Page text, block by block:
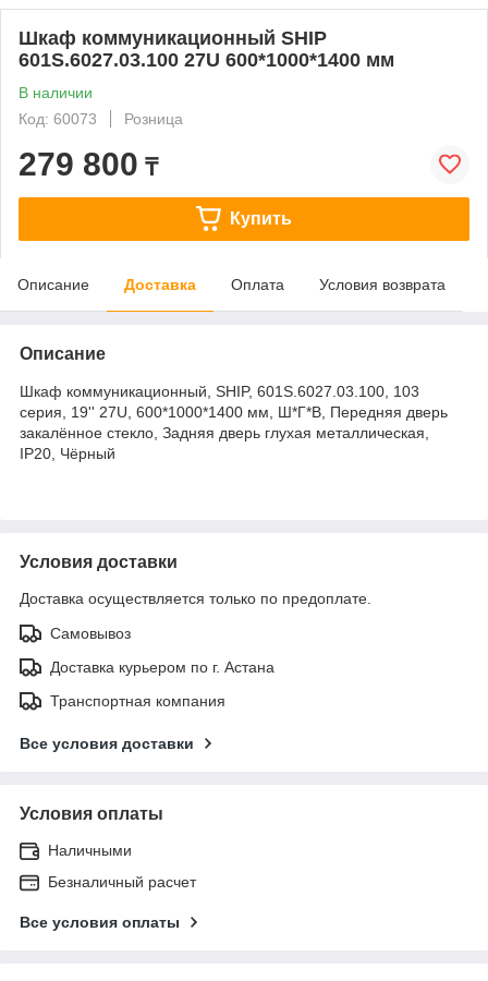
Шкаф коммуникационный SHIP
601S.6027.03.100 27U 600*1000*1400 мм
В наличии
Код: 60073
Розница
279 800 ₸
Купить
Описание Доставка Оплата Условия возврата
Описание
Шкаф коммуникационный, SHIP, 601S.6027.03.100, 103
серия, 19'' 27U, 600*1000*1400 мм, Ш*Г*В, Передняя дверь
закалённое стекло, Задняя дверь глухая металлическая,
IP20, Чёрный
Условия доставки
Доставка осуществляется только по предоплате.
Самовывоз
Доставка курьером по г. Астана
Транспортная компания
Все условия доставки
Условия оплаты
Наличными
Безналичный расчет
Все условия оплаты